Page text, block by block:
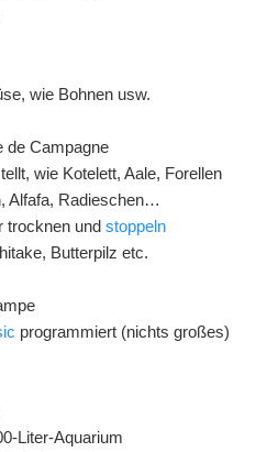
wie Bohnen usw.
de Campagne
wie Kotelett, Aale, Forellen
Alfafa, Radieschen…
trocknen und stoppeln
Butterpilz etc.
programmiert (nichts großes)
Liter-Aquarium